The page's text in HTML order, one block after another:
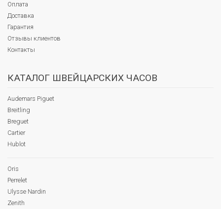
Оплата
Доставка
Гарантия
Отзывы клиентов
Контакты
КАТАЛОГ ШВЕЙЦАРСКИХ ЧАСОВ
Audemars Piguet
Breitling
Breguet
Cartier
Hublot
Oris
Perrelet
Ulysse Nardin
Zenith